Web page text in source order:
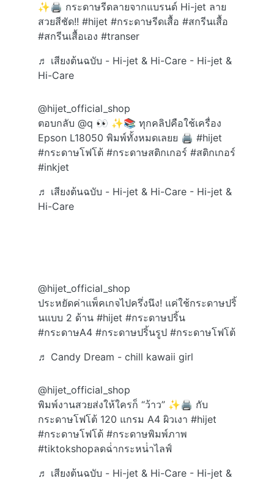
✨🖨️ กระดาษรีดลายจากแบรนด์ Hi-jet ลาย
สวยสีชัด!! #hijet #กระดาษรีดเสื้อ #สกรีนเสื้อ
#สกรีนเสื้อเอง #transer
♬ เสียงต้นฉบับ - Hi-jet & Hi-Care - Hi-jet &
Hi-Care
@hijet_official_shop
ตอบกลับ @q 👀 ✨📚 ทุกคลิปคือใช้เครื่อง
Epson L18050 พิมพ์ทั้งหมดเลยย 🖨️ #hijet
#กระดาษโฟโต้ #กระดาษสติกเกอร์ #สติกเกอร์
#inkjet
♬ เสียงต้นฉบับ - Hi-jet & Hi-Care - Hi-jet &
Hi-Care
@hijet_official_shop
ประหยัดค่าแพ็คเกจไปครึ่งนึง! แค่ใช้กระดาษปริ้
นแบบ 2 ด้าน #hijet #กระดาษปริ้น
#กระดาษA4 #กระดาษปริ้นรูป #กระดาษโฟโต้
♬ Candy Dream - chill kawaii girl
@hijet_official_shop
พิมพ์งานสวยส่งให้ใครก็ “ว้าว” ✨🖨️ กับ
กระดาษโฟโต้ 120 แกรม A4 ผิวเงา #hijet
#กระดาษโฟโต้ #กระดาษพิมพ์ภาพ
#tiktokshopลดฉ่ํากระหน่ําไลฟ์
♬ เสียงต้นฉบับ - Hi-jet & Hi-Care - Hi-jet &